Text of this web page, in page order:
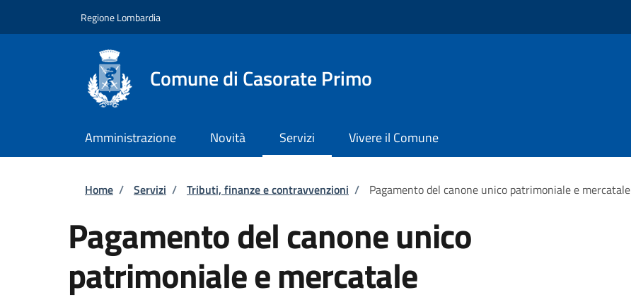
Regione Lombardia
Comune di Casorate Primo
Amministrazione Novità Servizi Vivere il Comune
Briciole di pane
Home / Servizi / Tributi, finanze e contravvenzioni / Pagamento del canone unico patrimoniale e mercatale
Pagamento del canone unico
patrimoniale e mercatale